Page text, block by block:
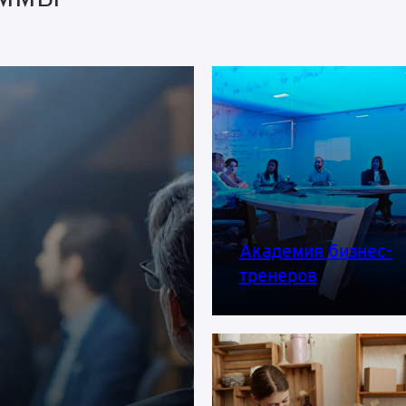
Академия бизнес-
тренеров